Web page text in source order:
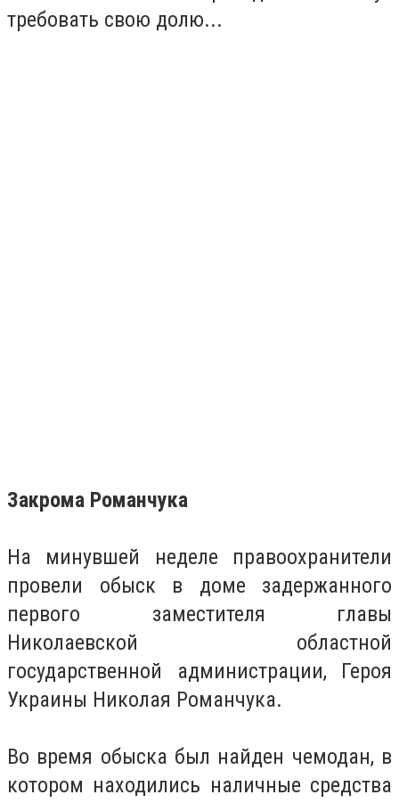
требовать свою долю...
Закрома Романчука
На минувшей неделе правоохранители
провели обыск в доме задержанного
первого заместителя главы
Николаевской областной
государственной администрации, Героя
Украины Николая Романчука.
Во время обыска был найден чемодан, в
котором находились наличные средства